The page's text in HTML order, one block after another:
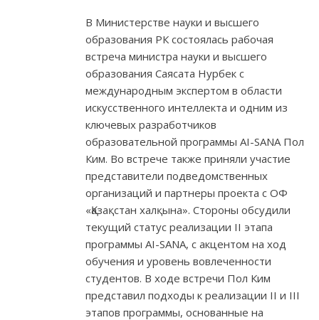
В Министерстве науки и высшего
образования РК состоялась рабочая
встреча министра науки и высшего
образования Саясата Нурбек с
международным экспертом в области
искусственного интеллекта и одним из
ключевых разработчиков
образовательной программы AI-SANA Пол
Ким. Во встрече также приняли участие
представители подведомственных
организаций и партнеры проекта с ОФ
«Қазақстан халқына». Стороны обсудили
текущий статус реализации II этапа
программы AI-SANA, с акцентом на ход
обучения и уровень вовлеченности
студентов. В ходе встречи Пол Ким
представил подходы к реализации II и III
этапов программы, основанные на